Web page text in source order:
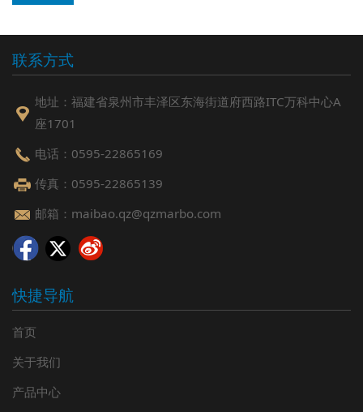
联系方式
地址：福建省泉州市丰泽区东海街道府西路ITC万科中心A
座1701
电话：0595-22865169
传真：0595-22865139
邮箱：maibao.qz@qzmarbo.com
快捷导航
首页
关于我们
产品中心